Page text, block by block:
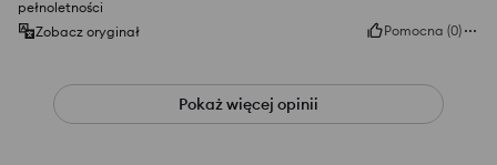
pełnoletności
Zobacz oryginał
Pomocna (0)
Pokaż więcej opinii